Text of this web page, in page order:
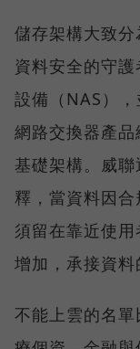
儲存架構大致
資料安全的守
設備（NAS）
網路交換器產
基礎架構。威
釋，當資料因
須留在靠近使
增加，承接資料
不能上雲的名